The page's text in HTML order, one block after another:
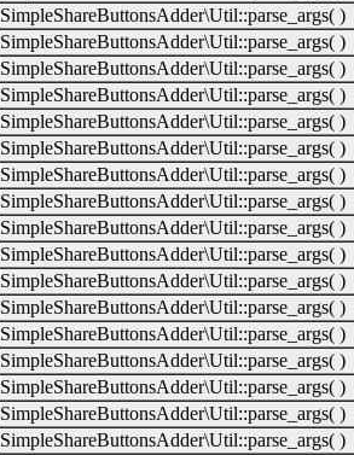
SimpleShareButtonsAdder\Util::parse_args( )
SimpleShareButtonsAdder\Util::parse_args( )
SimpleShareButtonsAdder\Util::parse_args( )
SimpleShareButtonsAdder\Util::parse_args( )
SimpleShareButtonsAdder\Util::parse_args( )
SimpleShareButtonsAdder\Util::parse_args( )
SimpleShareButtonsAdder\Util::parse_args( )
SimpleShareButtonsAdder\Util::parse_args( )
SimpleShareButtonsAdder\Util::parse_args( )
SimpleShareButtonsAdder\Util::parse_args( )
SimpleShareButtonsAdder\Util::parse_args( )
SimpleShareButtonsAdder\Util::parse_args( )
SimpleShareButtonsAdder\Util::parse_args( )
SimpleShareButtonsAdder\Util::parse_args( )
SimpleShareButtonsAdder\Util::parse_args( )
SimpleShareButtonsAdder\Util::parse_args( )
SimpleShareButtonsAdder\Util::parse_args( )